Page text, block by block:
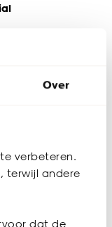
Over
verbeteren.
terwijl andere
dat de
geschikt voor je
en
Hij heeft een